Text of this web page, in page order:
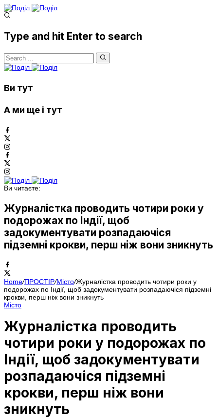
Type and hit Enter to search
Ви тут
А ми ще і тут
Ви читаєте:
Журналістка проводить чотири роки у
подорожах по Індії, щоб
задокументувати розпадаючіся
підземні крокви, перш ніж вони зникнуть
Home/ПРОСТІР/Місто/Журналістка проводить чотири роки у
подорожах по Індії, щоб задокументувати розпадаючіся підземні
крокви, перш ніж вони зникнуть
Місто
Журналістка проводить
чотири роки у подорожах по
Індії, щоб задокументувати
розпадаючіся підземні
крокви, перш ніж вони
зникнуть